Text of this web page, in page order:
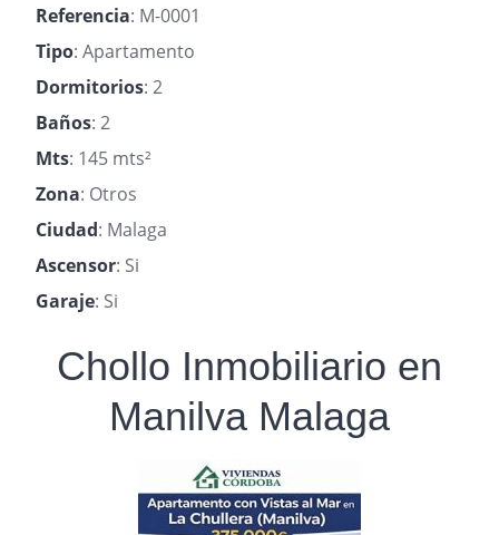
Referencia: M-0001
Tipo: Apartamento
Dormitorios: 2
Baños: 2
Mts: 145 mts²
Zona: Otros
Ciudad: Malaga
Ascensor: Si
Garaje: Si
Chollo Inmobiliario en
Manilva Malaga